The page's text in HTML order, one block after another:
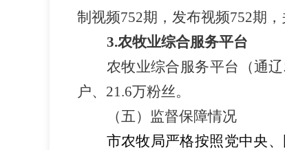
制视频752期，发布视频752期，
3.农牧业综合服务平台
农牧业综合服务平台（通
户、 21.6万粉丝。
（五）监督保障情况
市农牧局严格按照党中央